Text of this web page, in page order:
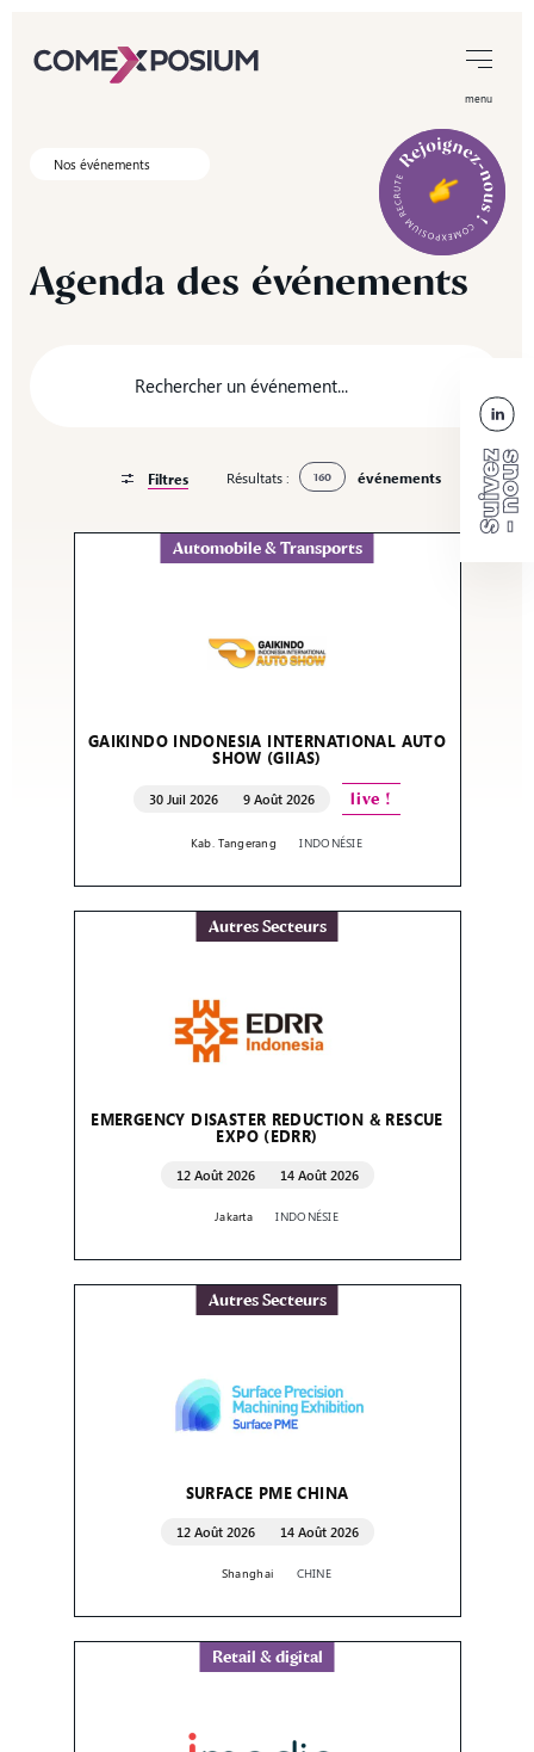
menu
Nos événements
Agenda des événements
Filtres Résultats : 160 événements
Automobile & Transports
GAIKINDO INDONESIA INTERNATIONAL AUTO
SHOW (GIIAS)
30 Juil 2026 9 Août 2026 live !
Kab. Tangerang INDONÉSIE
Autres Secteurs
EMERGENCY DISASTER REDUCTION & RESCUE
EXPO (EDRR)
12 Août 2026 14 Août 2026
Jakarta INDONÉSIE
Autres Secteurs
SURFACE PME CHINA
12 Août 2026 14 Août 2026
Shanghai CHINE
Retail & digital